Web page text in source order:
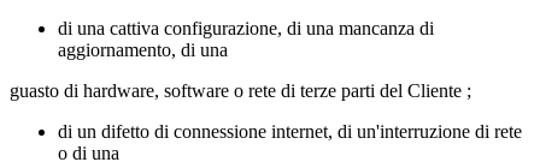
di una cattiva configurazione, di una mancanza di
aggiornamento, di una
guasto di hardware, software o rete di terze parti del Cliente ;
di un difetto di connessione internet, di un'interruzione di rete
o di una